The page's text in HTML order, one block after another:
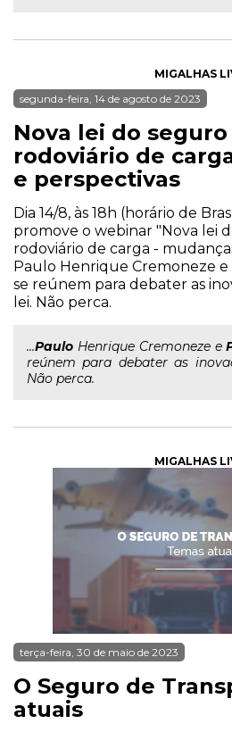
MIGALHAS
segunda-feira, 14 de agosto de 2023
Nova lei do
rodoviário de
e perspectivas
Dia 14/8, às 18h (horário de
promove o webinar "Nova lei
rodoviário de carga -
Paulo Henrique Cremoneze e
se reúnem para debater as
lei. Não perca.
...Paulo Henrique Cremoneze e
reúnem para debater as
Não perca.
MIGALHAS
terça-feira, 30 de maio de 2023
O Seguro de
atuais